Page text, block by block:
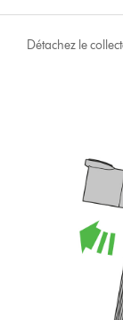
Détachez le